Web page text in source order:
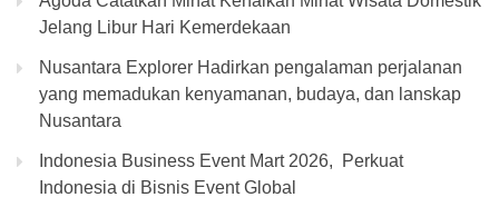
Jelang Libur Hari Kemerdekaan
Nusantara Explorer Hadirkan pengalaman perjalanan
yang memadukan kenyamanan, budaya, dan lanskap
Nusantara
Indonesia Business Event Mart 2026, Perkuat
Indonesia di Bisnis Event Global